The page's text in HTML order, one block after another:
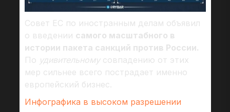
Совет ЕС по иностранным делам объявил
о введении самого масштабного в
истории пакета санкций против России.
По удивительномусовпадению от этих
мер сильнее всего пострадает именно
европейский бизнес.
Инфографика в высоком разрешении